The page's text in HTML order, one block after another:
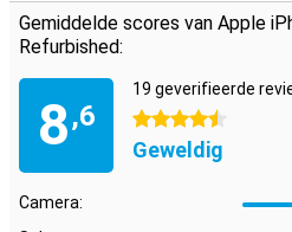
Gemiddelde scores van Apple
Refurbished:
8,6
19 geverifieerde
4.5 sterren
Geweldig
Camera: